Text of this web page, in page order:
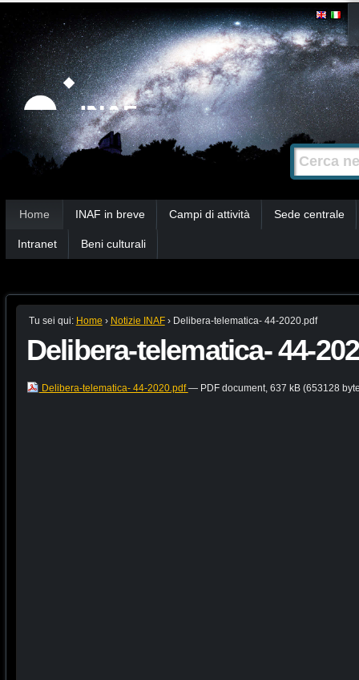
Strumenti
personali
Salta
contenuti.
|
Salta
alla
navigazione
Cerca nel
Ricerca
avanzata…
Home INAF in breve Campi di attività Sede centrale
Intranet Beni culturali
Tu sei qui: Home › Notizie INAF › Delibera-telematica- 44-2020.pdf
Delibera-telematica- 44-
Delibera-telematica- 44-2020.pdf— PDF document, 637 kB (653128